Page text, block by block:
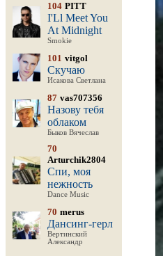
104 PITT
I'Ll Meet You
At Midnight
Smokie
101 vitgol
Скучаю
Исакова Светлана
87 vas707356
Назову тебя
облаком
Быков Вячеслав
70
Arturchik2804
Спи, моя
нежность
Dance Music
70 merus
Дансинг-герл
Вертинский
Александр